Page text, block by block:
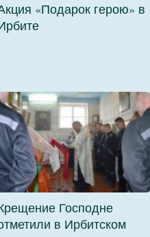
«Подарок герою» в
Господне
в Ирбитском